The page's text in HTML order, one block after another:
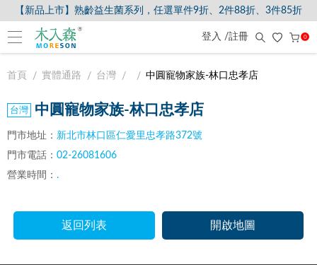
【新品上市】熟齡益生菌系列，任選單件9折、2件88折、3件85折
登入 /註冊 0
首頁 實體通路 台灣 中圓寵物家族-林口忠孝店
中圓寵物家族-林口忠孝店
門市地址： 新北市林口區仁愛里忠孝路372號
門市電話： 02-26081606
營業時間： .
返回列表 開啟地圖